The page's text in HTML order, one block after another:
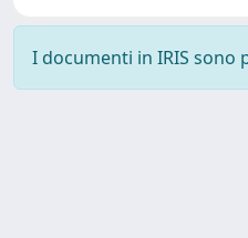
I documenti in IRIS